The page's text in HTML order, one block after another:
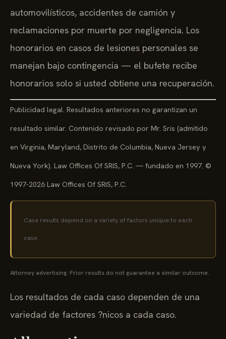
automovilísticos, accidentes de camión y
reclamaciones por muerte por negligencia. Los
honorarios en casos de lesiones personales se
manejan bajo contingencia — el bufete recibe
honorarios solo si usted obtiene una recuperación.
Publicidad legal. Resultados anteriores no garantizan un
resultado similar. Contenido revisado por Mr. Sris (admitido
en Virginia, Maryland, Distrito de Columbia, Nueva Jersey y
Nueva York). Law Offices Of SRIS, P.C. — fundado en 1997. ©
1997-2026 Law Offices Of SRIS, P.C.
Case results depend on a variety of factors unique to each
case.
Attorney advertising. Prior results do not guarantee a similar outcome.
Los resultados de cada caso dependen de una
variedad de factores ?nicos a cada caso.